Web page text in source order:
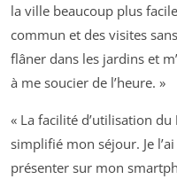
la ville beaucoup plus
commun et des visites
flâner dans les jardins et
à me soucier de l’heure. »
« La facilité d’utilisation du
simplifié mon séjour. Je
présenter sur mon